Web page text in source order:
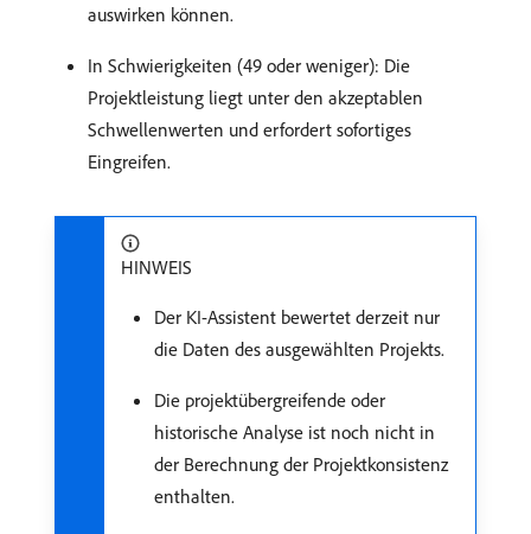
auswirken können.
In Schwierigkeiten (49 oder weniger): Die
Projektleistung liegt unter den akzeptablen
Schwellenwerten und erfordert sofortiges
Eingreifen.
HINWEIS
Der KI-Assistent bewertet derzeit nur
die Daten des ausgewählten Projekts.
Die projektübergreifende oder
historische Analyse ist noch nicht in
der Berechnung der Projektkonsistenz
enthalten.